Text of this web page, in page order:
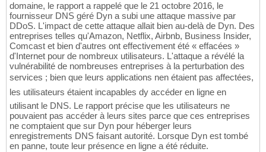
domaine, le rapport a rappelé que le 21 octobre 2016, le
fournisseur DNS géré Dyn a subi une attaque massive par
DDoS. L'impact de cette attaque allait bien au-delà de Dyn. Des
entreprises telles qu'Amazon, Netflix, Airbnb, Business Insider,
Comcast et bien d'autres ont effectivement été « effacées »
d'Internet pour de nombreux utilisateurs. L'attaque a révélé la
vulnérabilité de nombreuses entreprises à la perturbation des
services ; bien que leurs applications nen étaient pas affectées,
les utilisateurs étaient incapables dy accéder en ligne en
utilisant le DNS. Le rapport précise que les utilisateurs ne
pouvaient pas accéder à leurs sites parce que ces entreprises
ne comptaient que sur Dyn pour héberger leurs
enregistrements DNS faisant autorité. Lorsque Dyn est tombé
en panne, toute leur présence en ligne a été réduite.